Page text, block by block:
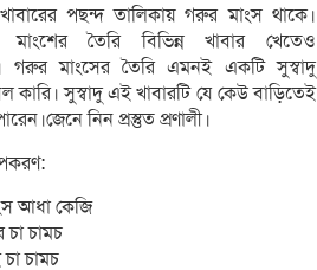
পছন্দ তালিকায় গরুর মাংস থাকে।
তৈরি বিভিন্ন খাবার খেতেও
গরুর মাংসের তৈরি এমনই একটি সুস্বাদু
কারি। সুস্বাদু এই খাবারটি যে কেউ বাড়িতেই
নিন প্রস্তুত প্রণালী।
আধা কেজি
চা চামচ
চামচ